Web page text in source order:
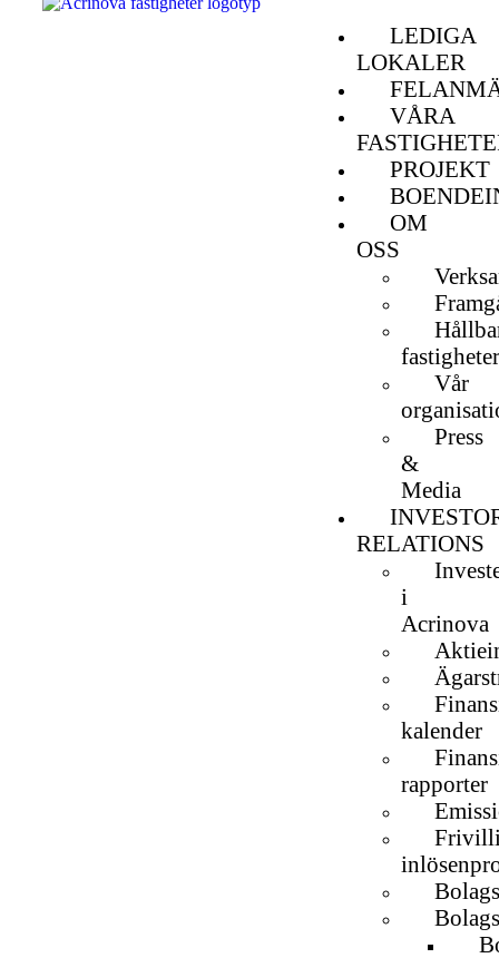
LEDIGA
LOKALER
VÅRA
PROJEKT
OM
OSS
fastigheter
Vår
Press
&
Media
RELATIONS
i
Acrinova
kalender
rapporter